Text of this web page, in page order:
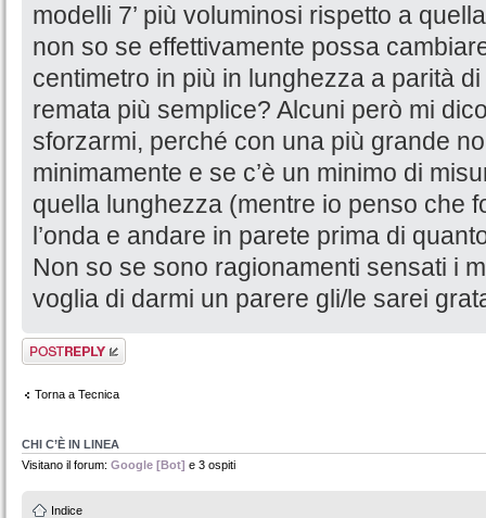
modelli 7’ più voluminosi rispetto a
non so se effettivamente possa
centimetro in più in lunghezza a parità
remata più semplice? Alcuni però mi
sforzarmi, perché con una più grande
minimamente e se c’è un minimo di
quella lunghezza (mentre io penso che
l’onda e andare in parete prima di
Non so se sono ragionamenti sensati i
voglia di darmi un parere gli/le sarei
Rispondi al
messaggio
Torna a Tecnica
CHI C’È IN LINEA
Visitano il forum: Google [Bot] e 3 ospiti
Indice